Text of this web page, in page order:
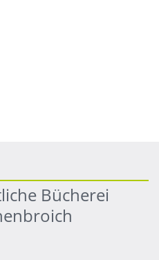
Bücherei